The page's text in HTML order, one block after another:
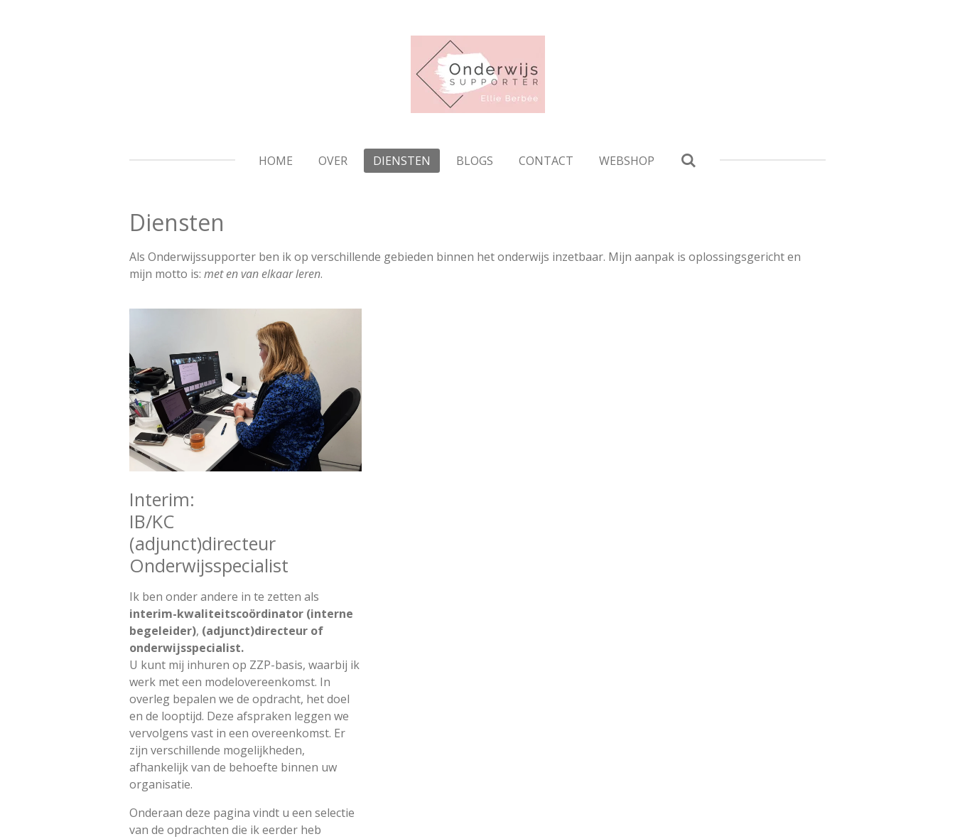
HOME OVER DIENSTEN BLOGS CONTACT WEBSHOP
Diensten
Als Onderwijssupporter ben ik op verschillende gebieden binnen het onderwijs inzetbaar. Mijn aanpak is oplossingsgericht en
mijn motto is: met en van elkaar leren.
Interim:
IB/KC
(adjunct)directeur
Onderwijsspecialist
Ik ben onder andere in te zetten als
interim-kwaliteitscoördinator (interne
begeleider), (adjunct)directeur of
onderwijsspecialist.
U kunt mij inhuren op ZZP-basis, waarbij ik
werk met een modelovereenkomst. In
overleg bepalen we de opdracht, het doel
en de looptijd. Deze afspraken leggen we
vervolgens vast in een overeenkomst. Er
zijn verschillende mogelijkheden,
afhankelijk van de behoefte binnen uw
organisatie.
Onderaan deze pagina vindt u een selectie
van de opdrachten die ik eerder heb